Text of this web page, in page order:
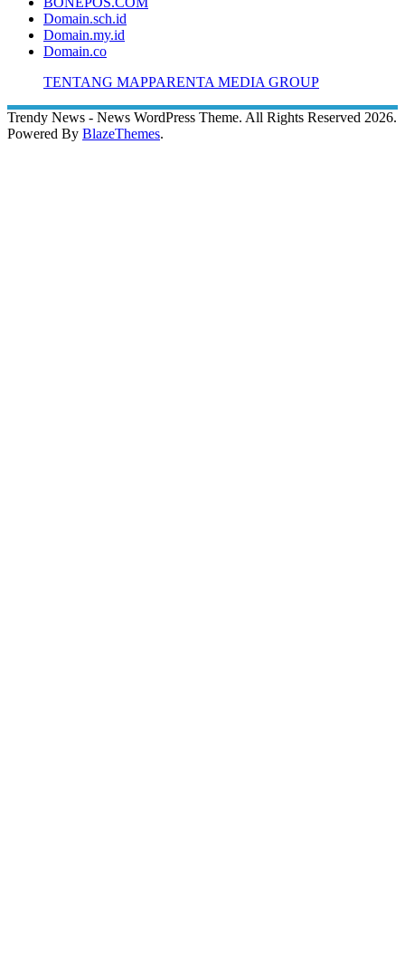
Domain.sch.id
Domain.my.id
Domain.co
TENTANG MAPPARENTA MEDIA GROUP
Trendy News - News WordPress Theme. All Rights Reserved 2026.
Powered By BlazeThemes.